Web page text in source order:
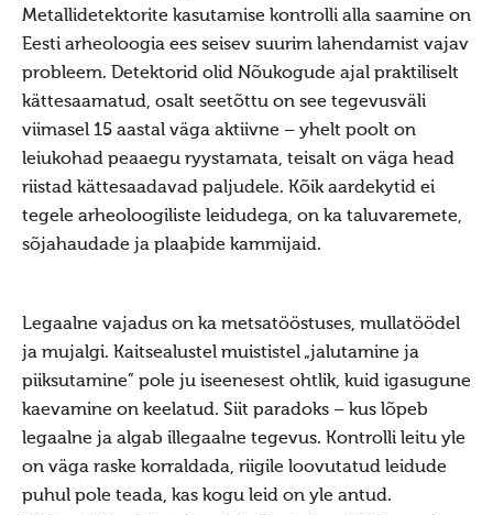
Pyhad
Suvistepühad Tammealuse hiies 19.05.2024
Vanemad uudised
Uudised 10222 (2009)
Uudised 10221 (2008)
Uudised 10220 (2007)
Uudised 10217 (2004)
Uudised 10216 (2003)
Press
Teema: usuvabadus
Metallidetektorite kasutamise kontrolli alla saamine on
Eesti arheoloogia ees seisev suurim lahendamist vajav
probleem. Detektorid olid Nõukogude ajal praktiliselt
kättesaamatud, osalt seetõttu on see tegevusväli
viimasel 15 aastal väga aktiivne – yhelt poolt on
leiukohad peaaegu ryystamata, teisalt on väga head
riistad kättesaadavad paljudele. Kõik aardekytid ei
tegele arheoloogiliste leidudega, on ka taluvaremete,
sõjahaudade ja plaaþide kammijaid.
Legaalne vajadus on ka metsatööstuses, mullatöödel
ja mujalgi. Kaitsealustel muististel „jalutamine ja
piiksutamine” pole ju iseenesest ohtlik, kuid igasugune
kaevamine on keelatud. Siit paradoks – kus lõpeb
legaalne ja algab illegaalne tegevus. Kontrolli leitu yle
on väga raske korraldada, riigile loovutatud leidude
puhul pole teada, kas kogu leid on yle antud.